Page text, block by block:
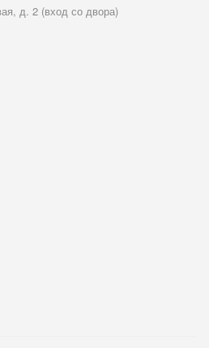
д. 2 (вход со двора)